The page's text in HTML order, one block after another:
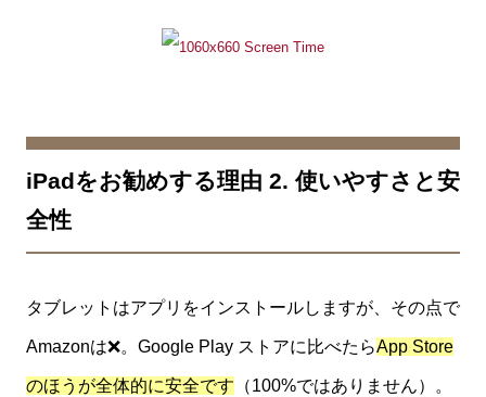
iPadをお勧めする理由 2. 使いやすさと安
全性
タブレットはアプリをインストールしますが、その点で
Amazonは❌。Google Play ストアに比べたらApp Store
のほうが全体的に安全です （100%ではありません）。